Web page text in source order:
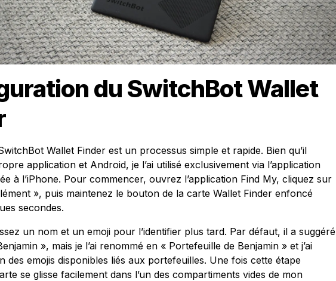
du SwitchBot Wallet
Wallet Finder est un processus simple et rapide. Bien qu’il
application et Android, je l’ai utilisé exclusivement via l’application
à l’iPhone. Pour commencer, ouvrez l’application Find My, cliquez sur
», puis maintenez le bouton de la carte Wallet Finder enfoncé
secondes.
un nom et un emoji pour l’identifier plus tard. Par défaut, il a suggéré
», mais je l’ai renommé en « Portefeuille de Benjamin » et j’ai
des emojis disponibles liés aux portefeuilles. Une fois cette étape
se glisse facilement dans l’un des compartiments vides de mon